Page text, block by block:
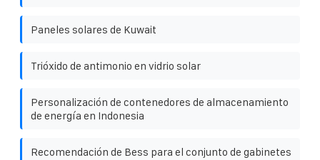
Paneles solares de Kuwait
Trióxido de antimonio en vidrio solar
Personalización de contenedores de almacenamiento
de energía en Indonesia
Recomendación de Bess para el conjunto de gabinetes